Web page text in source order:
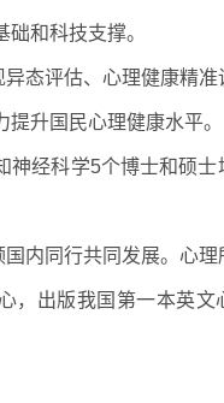
和科技支撑。
态评估、心理健康精准
升国民心理健康水平。
神经科学5个博士和硕士
内同行共同发展。心理
，出版我国第一本英文